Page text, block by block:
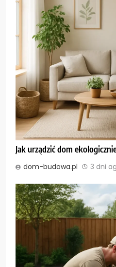
Jak urządzić dom
dom-budowa.pl 3 dni